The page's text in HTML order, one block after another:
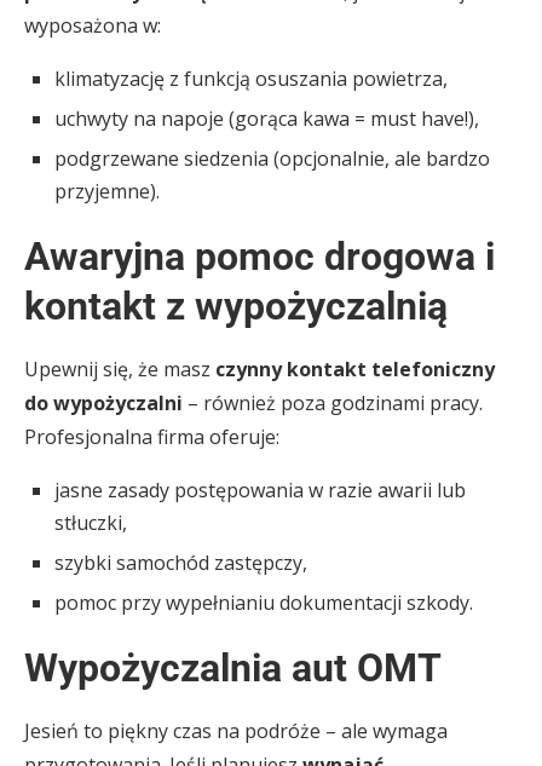
wyposażona w:
klimatyzację z funkcją osuszania powietrza,
uchwyty na napoje (gorąca kawa = must have!),
podgrzewane siedzenia (opcjonalnie, ale bardzo
przyjemne).
Awaryjna pomoc drogowa i
kontakt z wypożyczalnią
Upewnij się, że masz czynny kontakt telefoniczny
do wypożyczalni – również poza godzinami pracy.
Profesjonalna firma oferuje:
jasne zasady postępowania w razie awarii lub
stłuczki,
szybki samochód zastępczy,
pomoc przy wypełnianiu dokumentacji szkody.
Wypożyczalnia aut OMT
Jesień to piękny czas na podróże – ale wymaga